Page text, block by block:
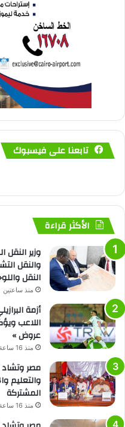
تابعنا على فيسبوك
الأكثر قراءة
وزير النقل
والنقل
النقل
منذ ساعتين
أزمة
اللاعب
عروض »
منذ 16 ساعة
مصر وتشاد
والتعليم
المشتركة
منذ 16 ساعة